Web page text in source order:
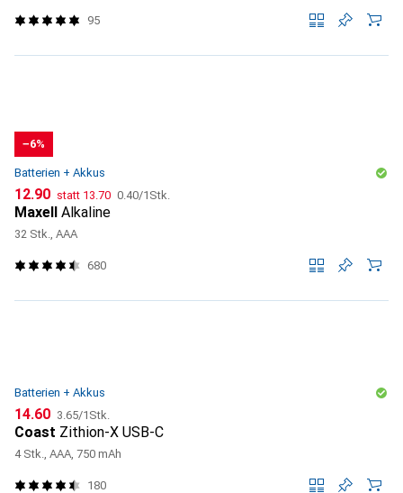
95
−6%
Batterien + Akkus
CHF
12.90 statt CHF
13.70 CHF
0.40/1Stk.
Maxell Alkaline
32 Stk., AAA
680
Batterien + Akkus
CHF
14.60 CHF
3.65/1Stk.
Coast Zithion-X USB-C
4 Stk., AAA, 750 mAh
180